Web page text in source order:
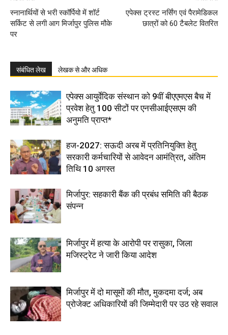
स्नानार्थियों से भरी स्कॉर्पियो में शॉर्ट
सर्किट से लगी आग मिर्जापुर पुलिस मौके
पर
एपेक्स ट्रस्ट नर्सिंग एवं पैरामेडिकल
छात्रों को 60 टैबलेट वितरित
संबंधित लेख लेखक से और अधिक
एपेक्स आयुर्वेदिक संस्थान को 9वीं बीएएमएस बैच में
प्रवेश हेतु 100 सीटों पर एनसीआईएसएम की
अनुमति प्राप्त*
हज-2027: सऊदी अरब में प्रतिनियुक्ति हेतु
सरकारी कर्मचारियों से आवेदन आमंत्रित, अंतिम
तिथि 10 अगस्त
मिर्जापुर: सहकारी बैंक की प्रबंध समिति की बैठक
संपन्न
मिर्जापुर में हत्या के आरोपी पर रासुका, जिला
मजिस्ट्रेट ने जारी किया आदेश
मिर्जापुर में दो मासूमों की मौत, मुकदमा दर्ज; अब
प्रोजेक्ट अधिकारियों की जिम्मेदारी पर उठ रहे सवाल